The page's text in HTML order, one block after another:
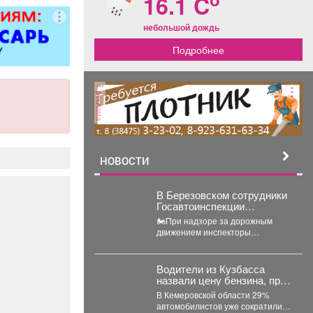
разряда,
руб. 6
от 37000
пакет ООО
небольшой дождь
Подробнее
реклама
НОВОСТИ
В Березовском сотрудники
Госавтоинспекции
привлекли к
ответственности водителя
мотоцикла, не имеющего
права управления
🏍При надзоре за дорожным
движением инспекторы
мотоцикла. При проверке
документов было установлено,...
Водители из Кузбасса
назвали цену бензина, при
которой откажутся от авто
В Кемеровской области 29%
автомобилистов уже сократили